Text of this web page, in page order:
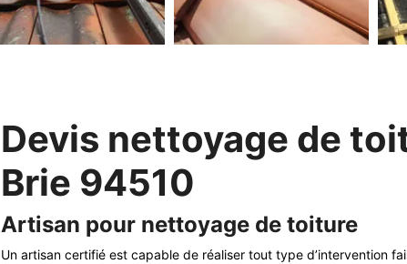
Devis nettoyage de
Brie 94510
Artisan pour nettoyage de toiture
Un artisan certifié est capable de réaliser tout type d’intervention